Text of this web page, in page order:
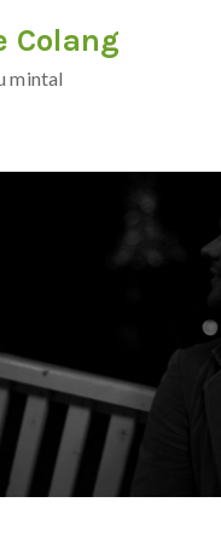
Colang
mintal